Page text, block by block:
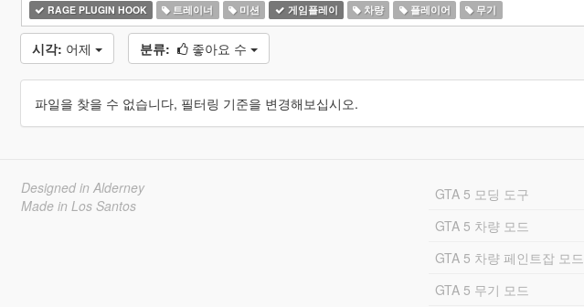
RAGE PLUGIN HOOK 트레이너 미션 게임플레이 차량 플레이어 무기
시각: 어제 분류: 좋아요 수
파일을 찾을 수 없습니다, 필터링 기준을 변경해보십시오.
Designed in Alderney
Made in Los Santos
GTA 5 모딩 도구
GTA 5 차량 모드
GTA 5 차량 페인트잡 모드
GTA 5 무기 모드